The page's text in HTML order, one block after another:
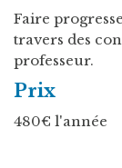
Faire
travers des
professeur.
Prix
480€ l'année